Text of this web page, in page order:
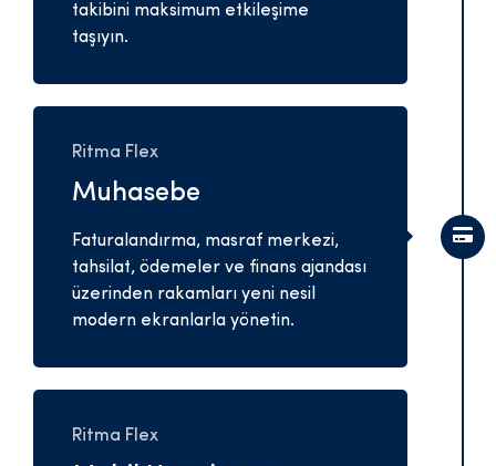
takibini maksimum etkileşime
taşıyın.
Ritma Flex
Muhasebe
Faturalandırma, masraf merkezi,
tahsilat, ödemeler ve finans ajandası
üzerinden rakamları yeni nesil
modern ekranlarla yönetin.
Ritma Flex